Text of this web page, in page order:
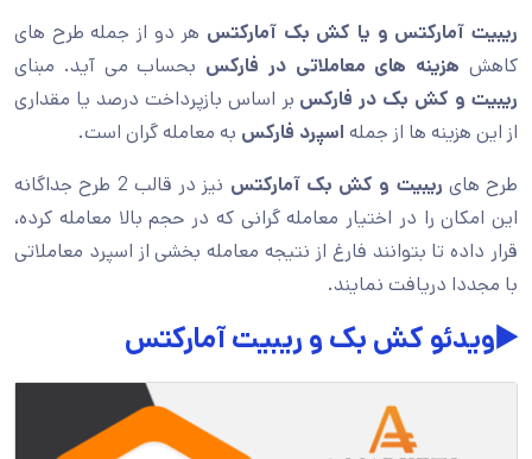
ریبیت آمارکتس و یا کش بک آمارکتس هر دو از جمله طرح های
کاهش هزینه های معاملاتی در فارکس بحساب می آید. مبنای
ریبیت و کش بک در فارکس بر اساس بازپرداخت درصد یا مقداری
از این هزینه ها از جمله اسپرد فارکس به معامله گران است.
طرح های ریبیت و کش بک آمارکتس
نیز در قالب 2 طرح جداگانه
این امکان را در اختیار معامله گرانی که در حجم بالا معامله کرده،
قرار داده تا بتوانند فارغ از نتیجه معامله بخشی از اسپرد معاملاتی
با مجددا دریافت نمایند.
▶️ویدئو کش بک و ریبیت آمارکتس